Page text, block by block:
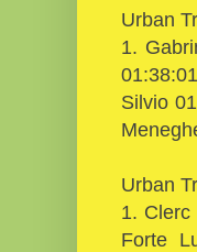
Urban
1.
Silvio
Urban
1. Clerc
Forte